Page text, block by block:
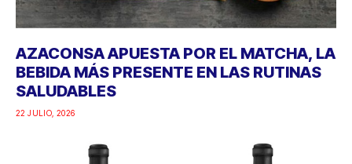
AZACONSA APUESTA POR EL MATCHA, LA
BEBIDA MÁS PRESENTE EN LAS RUTINAS
SALUDABLES
22 JULIO, 2026